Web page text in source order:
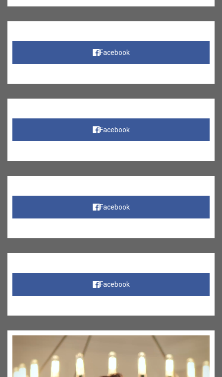
Facebook
Facebook
Facebook
Facebook